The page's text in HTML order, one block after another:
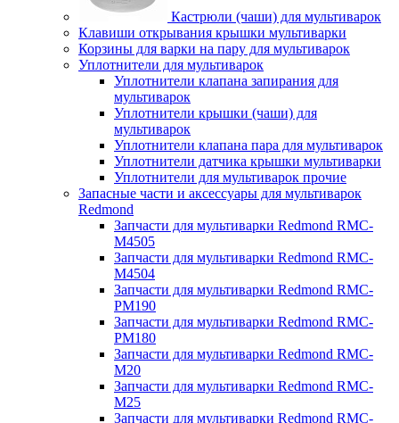
Кастрюли (чаши) для мультиварок
Клавиши открывания крышки мультиварки
Корзины для варки на пару для мультиварок
Уплотнители для мультиварок
Уплотнители клапана запирания для
мультиварок
Уплотнители крышки (чаши) для
мультиварок
Уплотнители клапана пара для мультиварок
Уплотнители датчика крышки мультиварки
Уплотнители для мультиварок прочие
Запасные части и аксессуары для мультиварок
Redmond
Запчасти для мультиварки Redmond RMC-
M4505
Запчасти для мультиварки Redmond RMC-
M4504
Запчасти для мультиварки Redmond RMC-
PM190
Запчасти для мультиварки Redmond RMC-
PM180
Запчасти для мультиварки Redmond RMC-
M20
Запчасти для мультиварки Redmond RMC-
M25
Запчасти для мультиварки Redmond RMC-